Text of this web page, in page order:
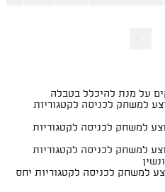
4 זריקות בממוצע למשחק לכניסה לקטגוריות
2 זריקות בממוצע למשחק לכניסה לקטגוריות
3 זריקות בממוצע למשחק לכניסה לקטגוריות
של אסיסט 1 בממוצע למשחק לכניסה לקטגוריות יחס